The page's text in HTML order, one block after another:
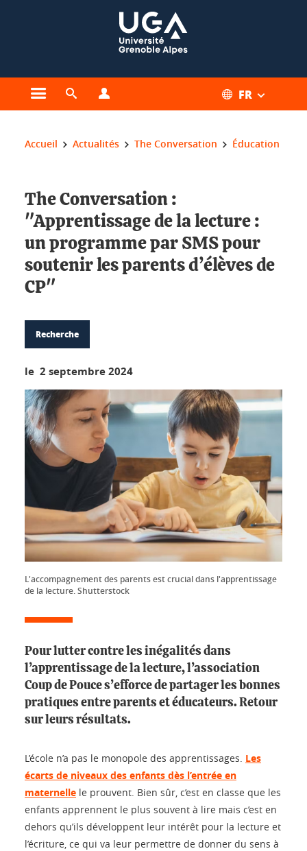
Ouvrir le menu principal
Ouvrir le moteur de recherche FR
Vous êtes ici :
Accueil Actualités The Conversation Éducation
The Conversation :
"Apprentissage de la lecture :
un programme par SMS pour
soutenir les parents d’élèves de
CP"
Recherche
le 2 septembre 2024
L'accompagnement des parents est crucial dans l'apprentissage
de la lecture. Shutterstock
Pour lutter contre les inégalités dans
l’apprentissage de la lecture, l’association
Coup de Pouce s’efforce de partager les bonnes
pratiques entre parents et éducateurs. Retour
sur leurs résultats.
L’école n’a pas le monopole des apprentissages. Les
écarts de niveaux des enfants dès l’entrée en
maternelle le prouvent. Bien sûr, c’est en classe que les
enfants apprennent le plus souvent à lire mais c’est en
dehors qu’ils développent leur intérêt pour la lecture et
l’écriture, ce qui va leur permettre de donner du sens à